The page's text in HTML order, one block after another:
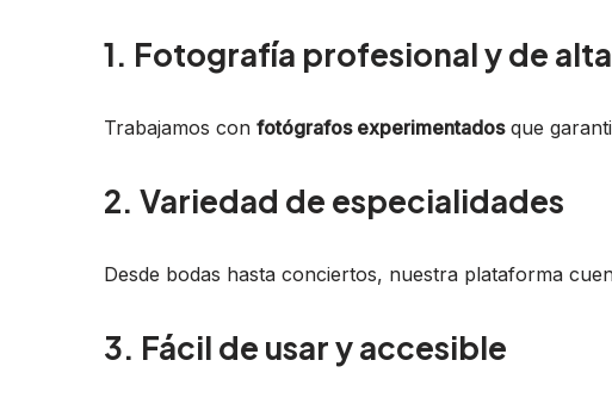
1. Fotografía profesional y de
Trabajamos con fotógrafos experimentadosque
2. Variedad de especialidades
Desde bodas hasta conciertos, nuestra plataforma
3. Fácil de usar y accesible